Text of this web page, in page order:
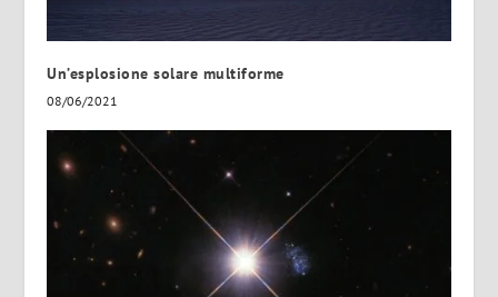
Un’esplosione solare multiforme
08/06/2021